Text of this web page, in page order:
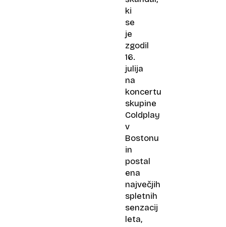
ki
se
je
zgodil
16.
julija
na
koncertu
skupine
Coldplay
v
Bostonu
in
postal
ena
največjih
spletnih
senzacij
leta,